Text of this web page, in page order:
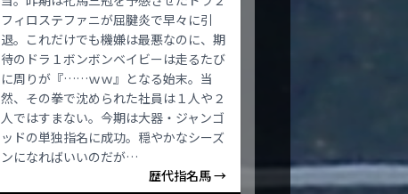
フィロステファニが屈腱炎で早々に引
退。これだけでも機嫌は最悪なのに、期
待のドラ１ボンボンベイビーは走るたび
に周りが『……ｗｗ』となる始末。当
然、その拳で沈められた社員は１人や２
人ではすまない。今期は大器・ジャンゴ
ッドの単独指名に成功。穏やかなシーズ
ンになればいいのだが…
歴代指名馬 →